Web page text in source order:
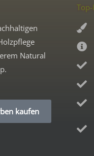
Natural
kaufen